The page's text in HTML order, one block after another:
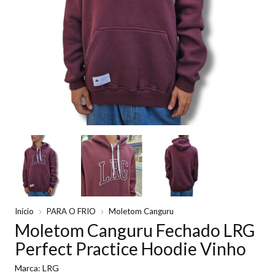
Início PARA O FRIO Moletom Canguru
Moletom Canguru Fechado LRG
Perfect Practice Hoodie Vinho
Marca: LRG